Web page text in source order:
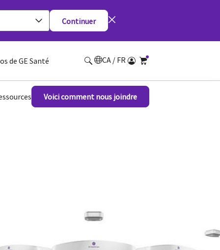
Continuer
de GE Santé CA / FR
Voici comment nous joindre